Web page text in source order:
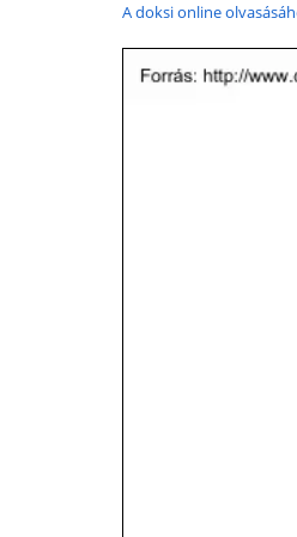
A doksi online